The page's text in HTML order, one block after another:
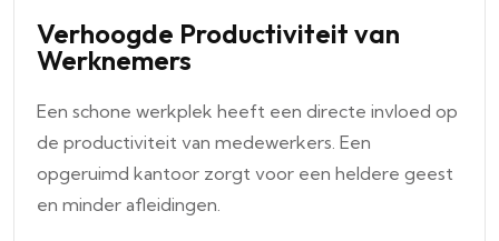
Verhoogde Productiviteit van
Werknemers
Een schone werkplek heeft een directe invloed op
de productiviteit van medewerkers. Een
opgeruimd kantoor zorgt voor een heldere geest
en minder afleidingen.